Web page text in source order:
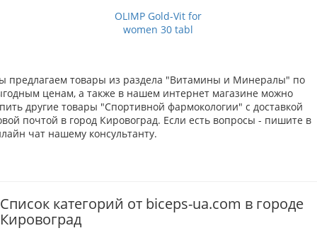
OLIMP Gold-Vit for
women 30 tabl
предлагаем товары из раздела "Витамины и Минералы" по
ценам, а также в нашем интернет магазине можно
другие товары "Спортивной фармокологии" с доставкой
почтой в город Кировоград. Если есть вопросы - пишите в
чат нашему консультанту.
Список категорий от biceps-ua.com в городе
Кировоград